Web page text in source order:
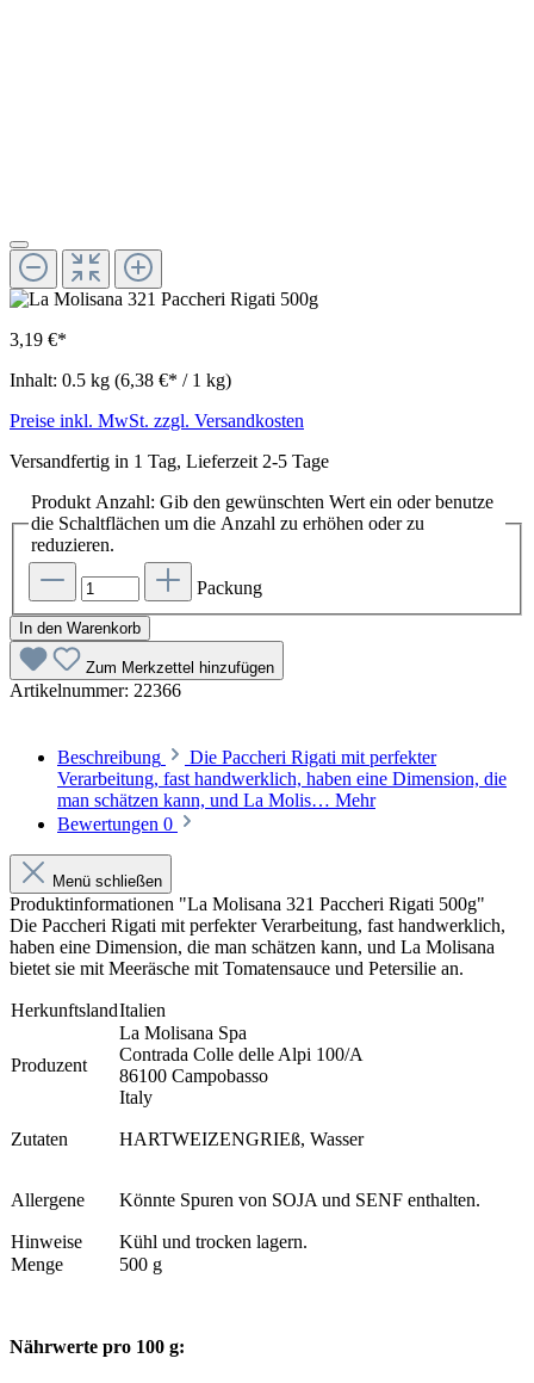
3,19 €*
Inhalt: 0.5 kg (6,38 €* / 1 kg)
Preise inkl. MwSt. zzgl. Versandkosten
Versandfertig in 1 Tag, Lieferzeit 2-5 Tage
Produkt Anzahl: Gib den gewünschten Wert ein oder benutze
die Schaltflächen um die Anzahl zu erhöhen oder zu
reduzieren.
Packung
In den Warenkorb
Zum Merkzettel hinzufügen
Artikelnummer: 22366
Beschreibung
Die Paccheri Rigati mit perfekter
Verarbeitung, fast handwerklich, haben eine Dimension, die
man schätzen kann, und La Molis… Mehr
Bewertungen 0
Menü schließen
Produktinformationen "La Molisana 321 Paccheri Rigati 500g"
Die Paccheri Rigati mit perfekter Verarbeitung, fast handwerklich,
haben eine Dimension, die man schätzen kann, und La Molisana
bietet sie mit Meeräsche mit Tomatensauce und Petersilie an.
HerkunftslandItalien
Produzent
La Molisana Spa
Contrada Colle delle Alpi 100/A
86100 Campobasso
Italy
Zutaten HARTWEIZENGRIEß, Wasser
Allergene Könnte Spuren von SOJA und SENF enthalten.
Hinweise
Kühl und trocken lagern.
Menge
500 g
Nährwerte pro 100 g: